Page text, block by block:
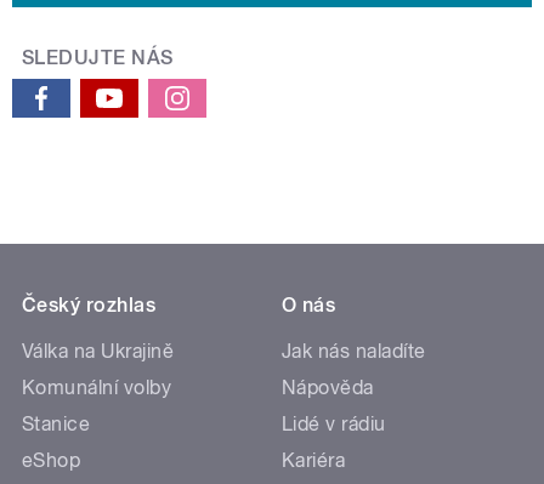
SLEDUJTE NÁS
Český rozhlas
Válka na Ukrajině
Komunální volby
Stanice
eShop
O nás
Jak nás naladíte
Nápověda
Lidé v rádiu
Kariéra